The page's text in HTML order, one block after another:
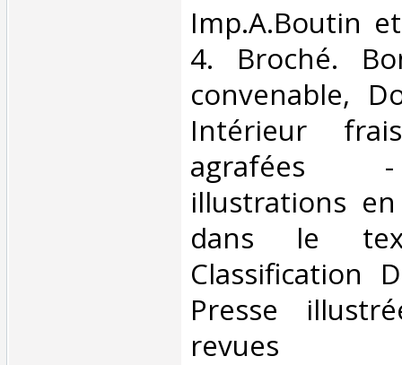
‎Imp.A.Boutin
4. Broché.
convenable,
Intérieur
agrafées
illustrations
dans le
Classification
Presse
revues‎